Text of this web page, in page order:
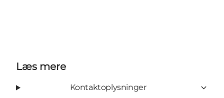
Læs mere
Kontaktoplysninger